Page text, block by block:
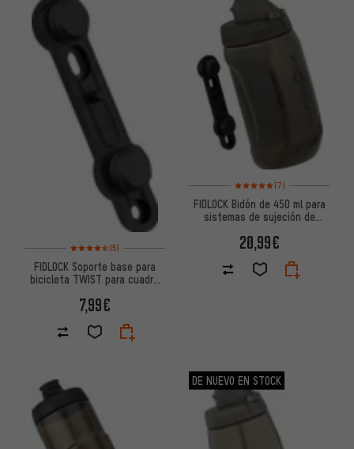
Valoración media: 4,5 de 5 basada en 5 reseñas
(5)
FIDLOCK Soporte base para
bicicleta TWIST para cuadro
7,99€
Valoración media: 5 de 5
(7)
FIDLOCK Bidón de 450 ml para
sistemas de sujeción de
20,99€
DE NUEVO EN STOCK